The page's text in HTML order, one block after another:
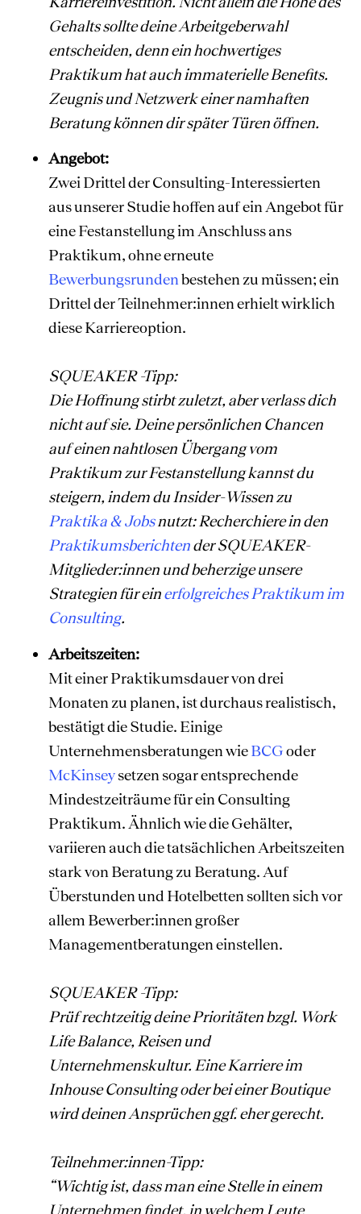
Gehalts sollte deine Arbeitgeberwahl
entscheiden, denn ein hochwertiges
Praktikum hat auch immaterielle Benefits.
Zeugnis und Netzwerk einer namhaften
Beratung können dir später Türen öffnen.
Angebot:
Zwei Drittel der Consulting-Interessierten
aus unserer Studie hoffen auf ein Angebot für
eine Festanstellung im Anschluss ans
Praktikum, ohne erneute
Bewerbungsrundenbestehen zu müssen; ein
Drittel der Teilnehmer:innen erhielt wirklich
diese Karriereoption.
SQUEAKER -Tipp:
Die Hoffnung stirbt zuletzt, aber verlass dich
nicht auf sie. Deine persönlichen Chancen
auf einen nahtlosen Übergang vom
Praktikum zur Festanstellung kannst du
steigern, indem du Insider-Wissen zu
Praktika & Jobsnutzt: Recherchiere in den
Praktikumsberichtender SQUEAKER-
Mitglieder:innen und beherzige unsere
Strategien für einerfolgreiches Praktikum im
Consulting.
Arbeitszeiten:
Mit einer Praktikumsdauer von drei
Monaten zu planen, ist durchaus realistisch,
bestätigt die Studie. Einige
Unternehmensberatungen wieBCGoder
McKinseysetzen sogar entsprechende
Mindestzeiträume für ein Consulting
Praktikum. Ähnlich wie die Gehälter,
variieren auch die tatsächlichen Arbeitszeiten
stark von Beratung zu Beratung. Auf
Überstunden und Hotelbetten sollten sich vor
allem Bewerber:innen großer
Managementberatungen einstellen.
SQUEAKER -Tipp:
Prüf rechtzeitig deine Prioritäten bzgl. Work
Life Balance, Reisen und
Unternehmenskultur. Eine Karriere im
Inhouse Consulting oder bei einer Boutique
wird deinen Ansprüchen ggf. eher gerecht.
Teilnehmer:innen-Tipp:
“Wichtig ist, dass man eine Stelle in einem
Unternehmen findet, in welchem Leute